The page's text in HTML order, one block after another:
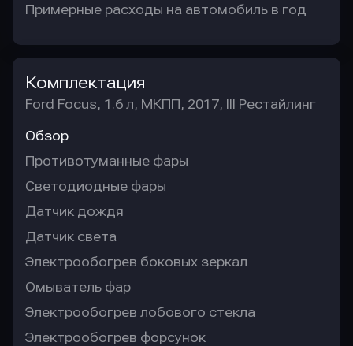
Примерные расходы на автомобиль в год
Комплектация
Ford Focus, 1.6 л, МКПП, 2017, III Рестайлинг
Обзор
Противотуманные фары
Светодиодные фары
Датчик дождя
Датчик света
Электрообогрев боковых зеркал
Омыватель фар
Электрообогрев лобового стекла
Электрообогрев форсунок